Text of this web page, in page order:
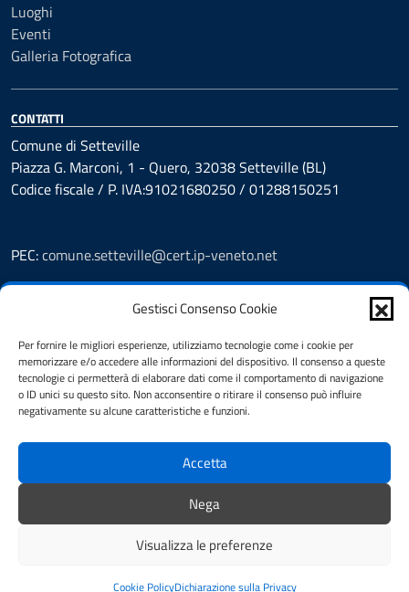
Gestisci Consenso Cookie
Per fornire le migliori esperienze, utilizziamo tecnologie come i cookie per
memorizzare e/o accedere alle informazioni del dispositivo. Il consenso a queste
tecnologie ci permetterà di elaborare dati come il comportamento di navigazione
o ID unici su questo sito. Non acconsentire o ritirare il consenso può influire
negativamente su alcune caratteristiche e funzioni.
Accetta
Nega
Visualizza le preferenze
Cookie PolicyDichiarazione sulla Privacy
Luoghi
Eventi
Galleria Fotografica
CONTATTI
Comune di Setteville
Piazza G. Marconi, 1 - Quero, 32038 Setteville (BL)
Codice fiscale / P. IVA:91021680250 / 01288150251
PEC:comune.setteville@cert.ip-veneto.net
Leggi le FAQ
Segnalazione disservizio
Richiesta assistenza
Feedback
Amministrazione Trasparente
Albo Pretorio
Informativa privacy
Dichiarazione di accessibilità
Credits